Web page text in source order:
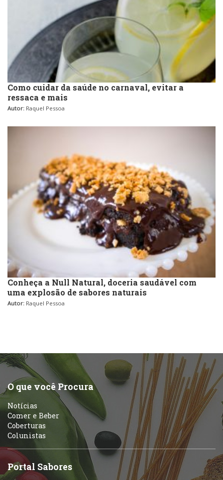
Como cuidar da saúde no carnaval, evitar a
ressaca e mais
Autor: Raquel Pessoa
Conheça a Null Natural, doceria saudável com
uma explosão de sabores naturais
Autor: Raquel Pessoa
O que você Procura
Notícias
Comer e Beber
Coberturas
Colunistas
Portal Sabores